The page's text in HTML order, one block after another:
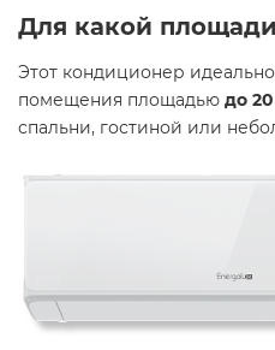
Для какой
Этот кондиционер
помещения площадью до
спальни, гостиной или